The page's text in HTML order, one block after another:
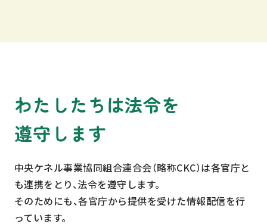
わたしたちは法令を
遵守します
中央ケネル事業協同組合連合会（略称CKC）は各官庁と
も連携をとり、法令を遵守します。
そのためにも、各官庁から提供を受けた情報配信を行
っています。